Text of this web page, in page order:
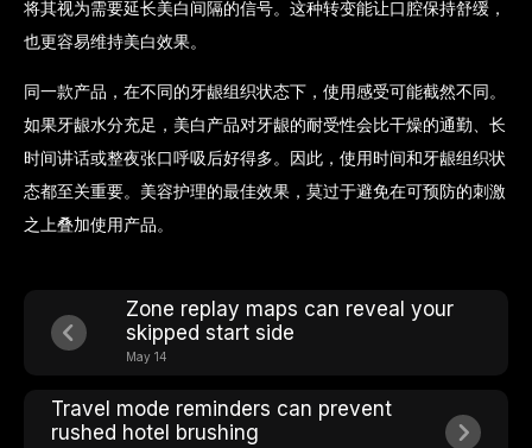
将其视为需要延长美白间隔的信号。这种转变能让口腔保持舒缓，
也更容易维持美白效果。
同一款产品，在不同的牙龈组织状态下，使用感受可能截然不同。
如果牙龈水分充足，美白产品对牙龈的耐受性会比干燥的通勤、长
时间讲话或整夜张口呼吸后好得多。因此，使用时间和牙龈组织状
态都至关重要。美容护理的最佳效果，莫过于避免在可预防的刺激
之上叠加使用产品。
Zone replay maps can reveal your
skipped start side
May 14
Travel mode reminders can prevent
rushed hotel brushing